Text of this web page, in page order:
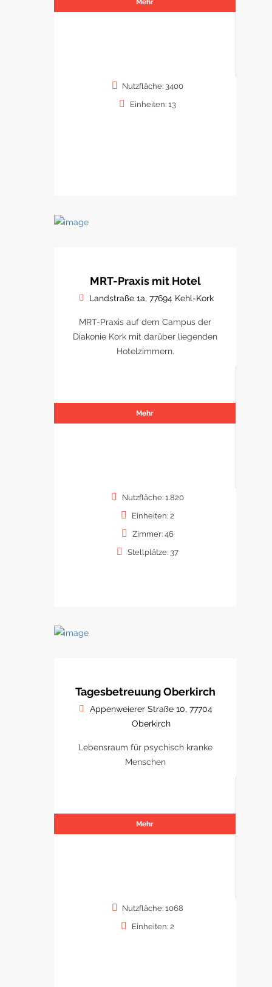
Mehr
Nutzfläche: 3400
Einheiten: 13
MRT-Praxis mit Hotel
Landstraße 1a, 77694 Kehl-Kork
MRT-Praxis auf dem Campus der
Diakonie Kork mit darüber liegenden
Hotelzimmern.
Mehr
Nutzfläche: 1.820
Einheiten: 2
Zimmer: 46
Stellplätze: 37
Tagesbetreuung Oberkirch
Appenweierer Straße 10, 77704
Oberkirch
Lebensraum für psychisch kranke
Menschen
Mehr
Nutzfläche: 1068
Einheiten: 2